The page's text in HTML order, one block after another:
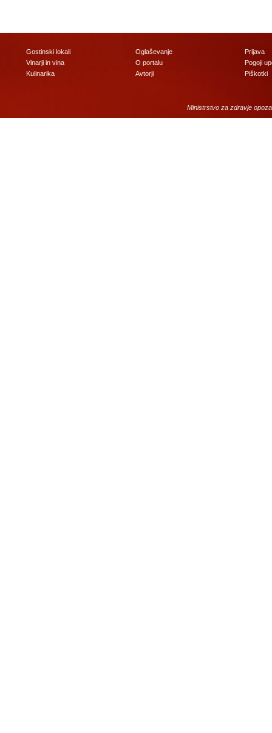
Gostinski lokali
Vinarji in vina
Kulinarika
Oglaševanje
O portalu
Avtorji
Prijava
Pogoji
Piškotki
Ministrstvo za zdravje